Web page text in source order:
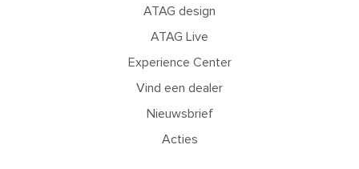
ATAG design
ATAG Live
Experience Center
Vind een dealer
Nieuwsbrief
Acties